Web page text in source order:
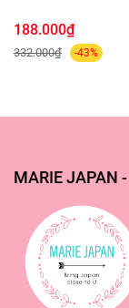
188.000₫
332.000₫ -43%
MARIE JAPAN